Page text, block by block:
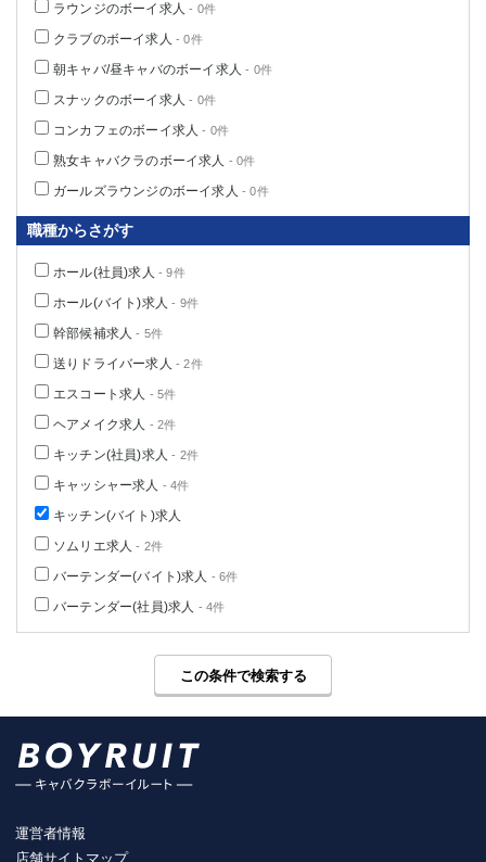
ラウンジのボーイ求人 - 0件
クラブのボーイ求人 - 0件
朝キャバ/昼キャバのボーイ求人 - 0件
スナックのボーイ求人 - 0件
コンカフェのボーイ求人 - 0件
熟女キャバクラのボーイ求人 - 0件
ガールズラウンジのボーイ求人 - 0件
職種からさがす
ホール(社員)求人 - 9件
ホール(バイト)求人 - 9件
幹部候補求人 - 5件
送りドライバー求人 - 2件
エスコート求人 - 5件
ヘアメイク求人 - 2件
キッチン(社員)求人 - 2件
キャッシャー求人 - 4件
キッチン(バイト)求人
ソムリエ求人 - 2件
バーテンダー(バイト)求人 - 6件
バーテンダー(社員)求人 - 4件
この条件で検索する
運営者情報
店舗サイトマップ